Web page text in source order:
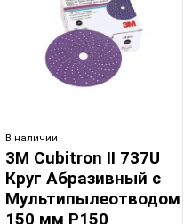
В наличии
3M Cubitron II 737U
Круг Абразивный c
Мультипылеотводом
150 мм Р150